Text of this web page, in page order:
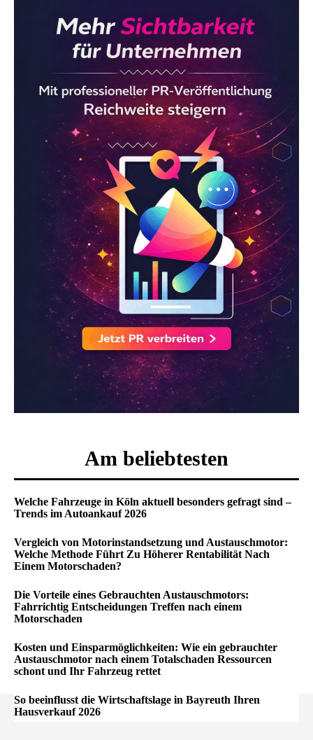
Am beliebtesten
Welche Fahrzeuge in Köln aktuell besonders gefragt sind –
Trends im Autoankauf 2026
Vergleich von Motorinstandsetzung und Austauschmotor:
Welche Methode Führt Zu Höherer Rentabilität Nach
Einem Motorschaden?
Die Vorteile eines Gebrauchten Austauschmotors:
Fahrrichtig Entscheidungen Treffen nach einem
Motorschaden
Kosten und Einsparmöglichkeiten: Wie ein gebrauchter
Austauschmotor nach einem Totalschaden Ressourcen
schont und Ihr Fahrzeug rettet
So beeinflusst die Wirtschaftslage in Bayreuth Ihren
Hausverkauf 2026